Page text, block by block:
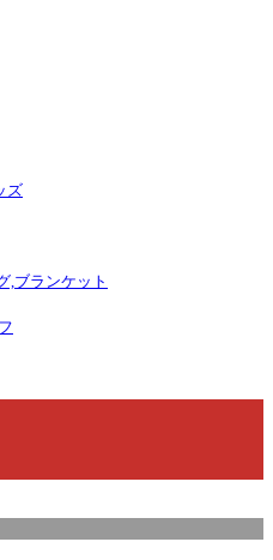
ズ
,ブランケット